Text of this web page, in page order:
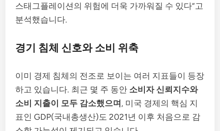
스태그플레이션의 위험에 더욱 가까워질 수 있다”고
분석했습니다.
경기 침체 신호와 소비 위축
이미 경제 침체의 전조로 보이는 여러 지표들이 등장
하고 있습니다. 최근 몇 주 동안 소비자 신뢰지수와
소비 지출이 모두 감소했으며, 미국 경제의 핵심 지
표인 GDP(국내총생산)도 2021년 이후 처음으로 감